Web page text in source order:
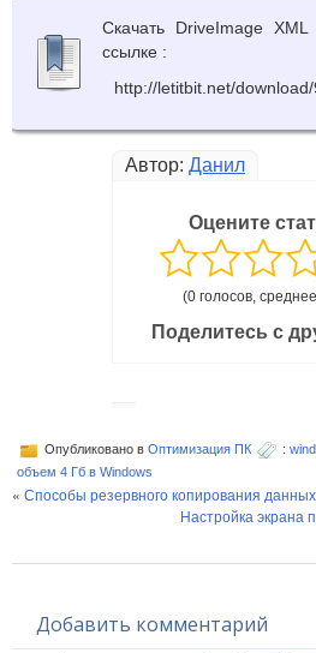
Скачать DriveImage
ссылке :
http://letitbit.net/
Автор: Данил
Оцените
(0 голосов,
Поделитесь с
Опубликовано в Оптимизация ПК :
объем 4 Гб в Windows
« Способы резервного копирования
Настройка экрана
Добавить комментарий